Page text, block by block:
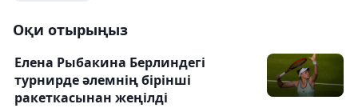
Оқи отырыңыз
Елена Рыбакина Берлиндегі
турнирде әлемнің бірінші
ракеткасынан жеңілді